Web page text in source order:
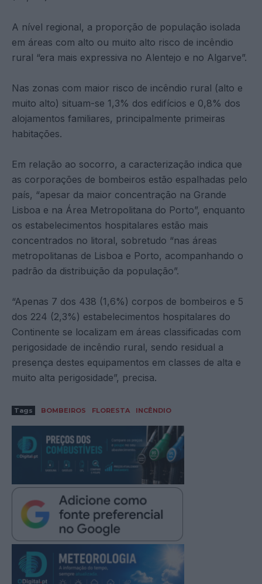
A nível regional, a proporção de população isolada
em áreas com alto ou muito alto risco de incêndio
rural “era mais expressiva no Alentejo e no Algarve”.
Nas zonas com maior risco de incêndio rural (alto e
muito alto) situam-se 1,3% dos edifícios e 0,8% dos
alojamentos familiares, principalmente primeiras
habitações.
Em relação ao socorro, a caracterização indica que
as corporações de bombeiros estão espalhadas pelo
país, “apesar da maior concentração na Grande
Lisboa e na Área Metropolitana do Porto”, enquanto
os estabelecimentos hospitalares estão mais
concentrados no litoral, sobretudo “nas áreas
metropolitanas de Lisboa e Porto, acompanhando o
padrão da distribuição da população”.
“Apenas 7 dos 438 (1,6%) corpos de bombeiros e 5
dos 224 (2,3%) estabelecimentos hospitalares do
Continente se localizam em áreas classificadas com
perigosidade de incêndio rural, sendo residual a
presença destes equipamentos em classes de alta e
muito alta perigosidade”, precisa.
Tags BOMBEIROS FLORESTA INCÊNDIO